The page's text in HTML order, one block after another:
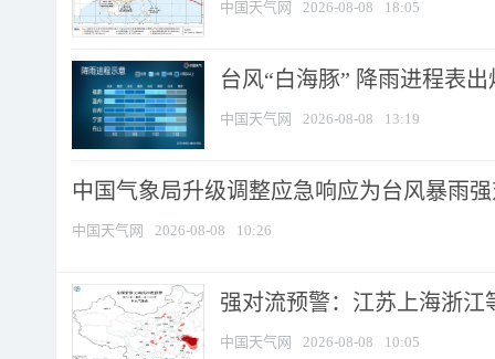
中国天气网 2026-08-08 18:05
台风“白海豚” 降雨进程表
中国天气网 2026-08-08 13:19
中国气象局升级调整应急响应为台风暴雨
中国天气网 2026-08-08 10:26
强对流预警：江苏上海浙江
中国天气网 2026-08-08 10:05